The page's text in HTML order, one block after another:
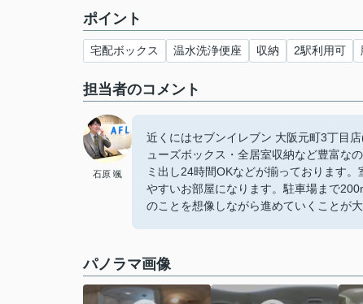
ポイント
宅配ボックス 温水洗浄便座 収納 2駅利用可
担当者のコメント
石原 颯
近くにはセブンイレブン 大阪元町3丁目
ューズボックス・全居室収納など豊富な
ミ出し24時間OKなどが揃っております
やすいお部屋になります。駐車場まで
のことを想像しながら進めていくことが
パノラマ画像